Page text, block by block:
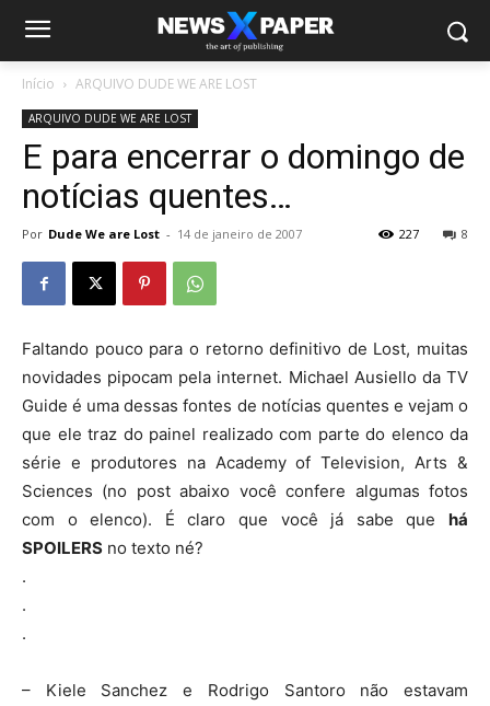
Início ARQUIVO DUDE WE ARE LOST
ARQUIVO DUDE WE ARE LOST
E para encerrar o domingo de
notícias quentes…
Por Dude We are Lost - 14 de janeiro de 2007 8
227
Faltando pouco para o retorno definitivo de Lost, muitas
novidades pipocam pela internet. Michael Ausiello da TV
Guide é uma dessas fontes de notícias quentes e vejam o
que ele traz do painel realizado com parte do elenco da
série e produtores na Academy of Television, Arts &
Sciences (no post abaixo você confere algumas fotos
com o elenco). É claro que você já sabe que há
SPOILERS no texto né?
.
.
.
– Kiele Sanchez e Rodrigo Santoro não estavam